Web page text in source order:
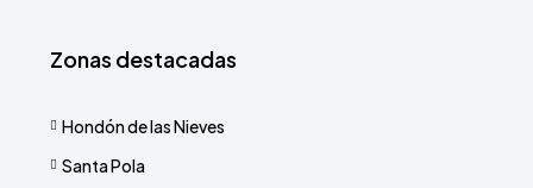
Zonas destacadas
Hondón de las Nieves
Santa Pola